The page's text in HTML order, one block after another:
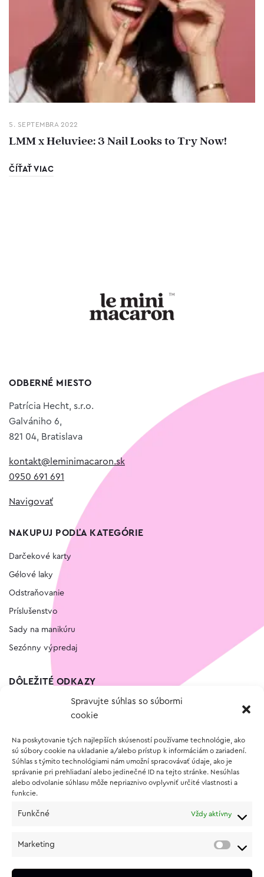
Spravujte súhlas so súbormi
cookie
Na poskytovanie tých najlepších skúseností používame technológie, ako
sú súbory cookie na ukladanie a/alebo prístup k informáciám o zariadení.
Súhlas s týmito technológiami nám umožní spracovávať údaje, ako je
správanie pri prehliadaní alebo jedinečné ID na tejto stránke. Nesúhlas
alebo odvolanie súhlasu môže nepriaznivo ovplyvniť určité vlastnosti a
funkcie.
Funkčné Vždy aktívny
Marketing
5. SEPTEMBRA 2022
LMM x Heluviee: 3 Nail Looks to Try Now!
ČÍŤAŤ VIAC
ODBERNÉ MIESTO
Patrícia Hecht, s.r.o.
Galvániho 6,
821 04, Bratislava
kontakt@leminimacaron.sk
0950 691 691
Navigovať
NAKUPUJ PODĽA KATEGÓRIE
Darčekové karty
Gélové laky
Odstraňovanie
Príslušenstvo
Sady na manikúru
Sezónny výpredaj
DÔLEŽITÉ ODKAZY
Vernostný program
O NÁKUPE
Vrátenie a reklamácia tovaru